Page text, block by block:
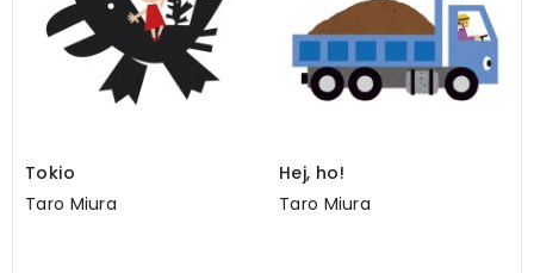
Tokio
Taro Miura
Hej, ho!
Taro Miura